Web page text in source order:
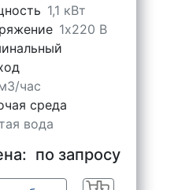
1,1 кВт
1х220 В
час
среда
вода
по запросу